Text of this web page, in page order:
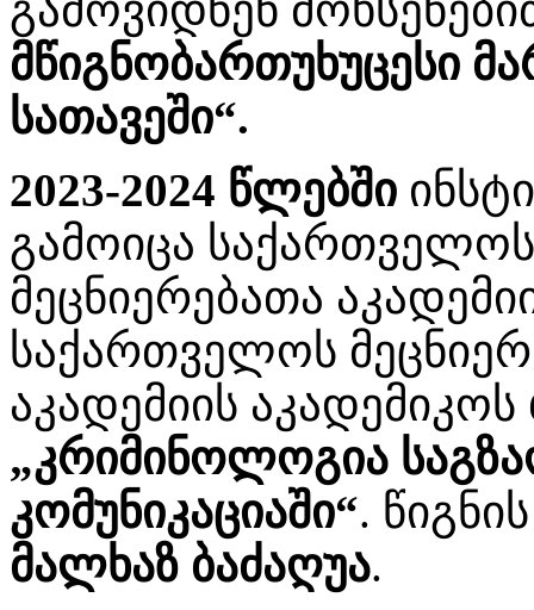
მწიგნობართუხუცესი
სათავეში“.
2023-2024 წლებში
გამოიცა
მეცნიერებათა
საქართველოს
აკადემიის აკადემიკოს
„კრიმინოლოგია
კომუნიკაციაში“.
მალხაზ ბაძაღუა.